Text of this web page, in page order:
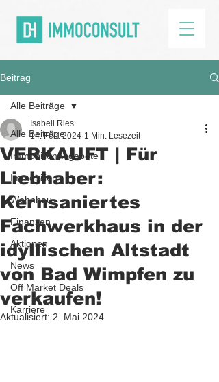
Beitrag
Alle Beiträge
Immobilienangebote
Immobilien
Wohnbau
Finanzen
Aktionen
News
Off Market Deals
Karriere
Alle Beiträge
VERKAUFT | Für
Liebhaber:
Kernsaniertes
Fachwerkhaus in der
idyllischen Altstadt
von Bad Wimpfen zu
verkaufen!
Isabell Ries
14. Feb. 2024 1 Min. Lesezeit
Aktualisiert: 2. Mai 2024